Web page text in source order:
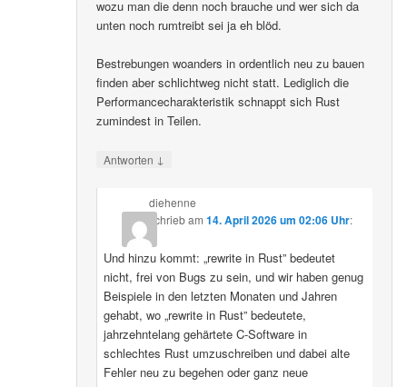
wozu man die denn noch brauche und wer sich da
unten noch rumtreibt sei ja eh blöd.
Bestrebungen woanders in ordentlich neu zu bauen
finden aber schlichtweg nicht statt. Lediglich die
Performancecharakteristik schnappt sich Rust
zumindest in Teilen.
Antworten ↓
diehenne
schriebam 14. April 2026 um 02:06 Uhr:
Und hinzu kommt: „rewrite in Rust” bedeutet
nicht, frei von Bugs zu sein, und wir haben genug
Beispiele in den letzten Monaten und Jahren
gehabt, wo „rewrite in Rust” bedeutete,
jahrzehntelang gehärtete C-Software in
schlechtes Rust umzuschreiben und dabei alte
Fehler neu zu begehen oder ganz neue